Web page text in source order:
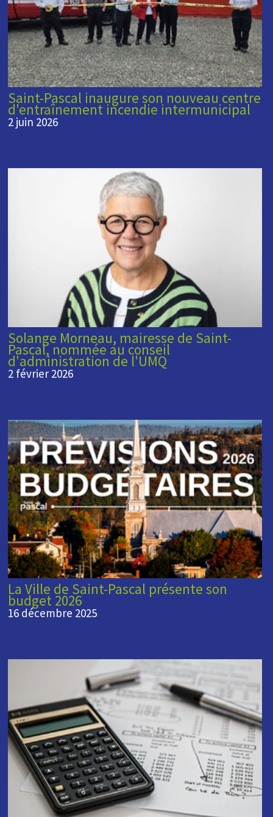
Saint-Pascal inaugure son nouveau centre
d'entraînement incendie intermunicipal
2 juin 2026
Solange Morneau, mairesse de Saint-
Pascal, nommée au conseil
d'administration de l'UMQ
2 février 2026
La Ville de Saint-Pascal présente son
budget 2026
16 décembre 2025